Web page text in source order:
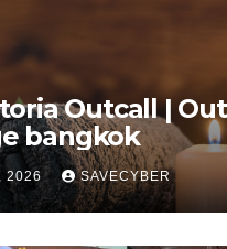
Outcall |
bangkok
2026 SAVECYBER